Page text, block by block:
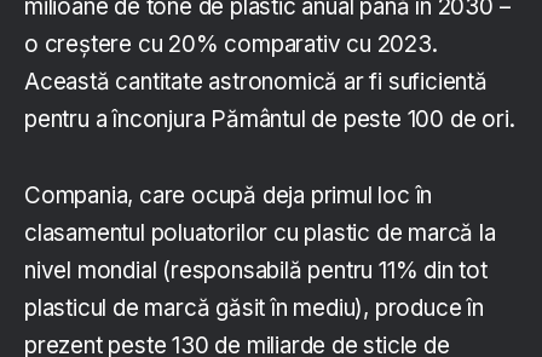
milioane de tone de plastic anual până în 2030 –
o creștere cu 20% comparativ cu 2023.
Această cantitate astronomică ar fi suficientă
pentru a înconjura Pământul de peste 100 de ori.
Compania, care ocupă deja primul loc în
clasamentul poluatorilor cu plastic de marcă la
nivel mondial (responsabilă pentru 11% din tot
plasticul de marcă găsit în mediu), produce în
prezent peste 130 de miliarde de sticle de